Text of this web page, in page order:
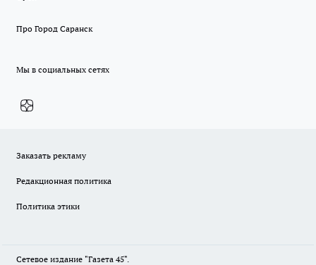
Про Город Саранск
Мы в социальных сетях
Заказать рекламу
Редакционная политика
Политика этики
Сетевое издание "Газета 45".